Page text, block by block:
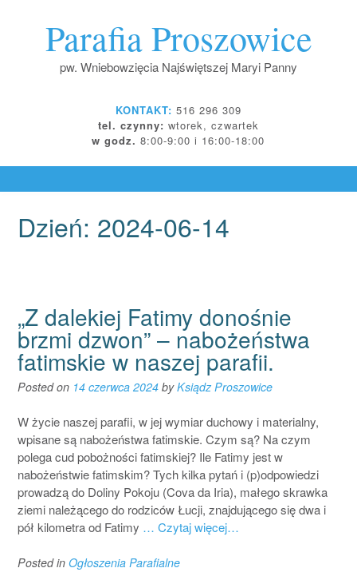
Parafia Proszowice
pw. Wniebowzięcia Najświętszej Maryi Panny
KONTAKT: 516 296 309
tel. czynny: wtorek, czwartek
w godz. 8:00-9:00 i 16:00-18:00
Dzień: 2024-06-14
„Z dalekiej Fatimy donośnie
brzmi dzwon” – nabożeństwa
fatimskie w naszej parafii.
Posted on 14 czerwca 2024 byKsiądz Proszowice
W życie naszej parafii, w jej wymiar duchowy i materialny,
wpisane są nabożeństwa fatimskie. Czym są? Na czym
polega cud pobożności fatimskiej? Ile Fatimy jest w
nabożeństwie fatimskim? Tych kilka pytań i (p)odpowiedzi
prowadzą do Doliny Pokoju (Cova da Iria), małego skrawka
ziemi należącego do rodziców Łucji, znajdującego się dwa i
pół kilometra od Fatimy … Czytaj więcej…
Posted in Ogłoszenia Parafialne